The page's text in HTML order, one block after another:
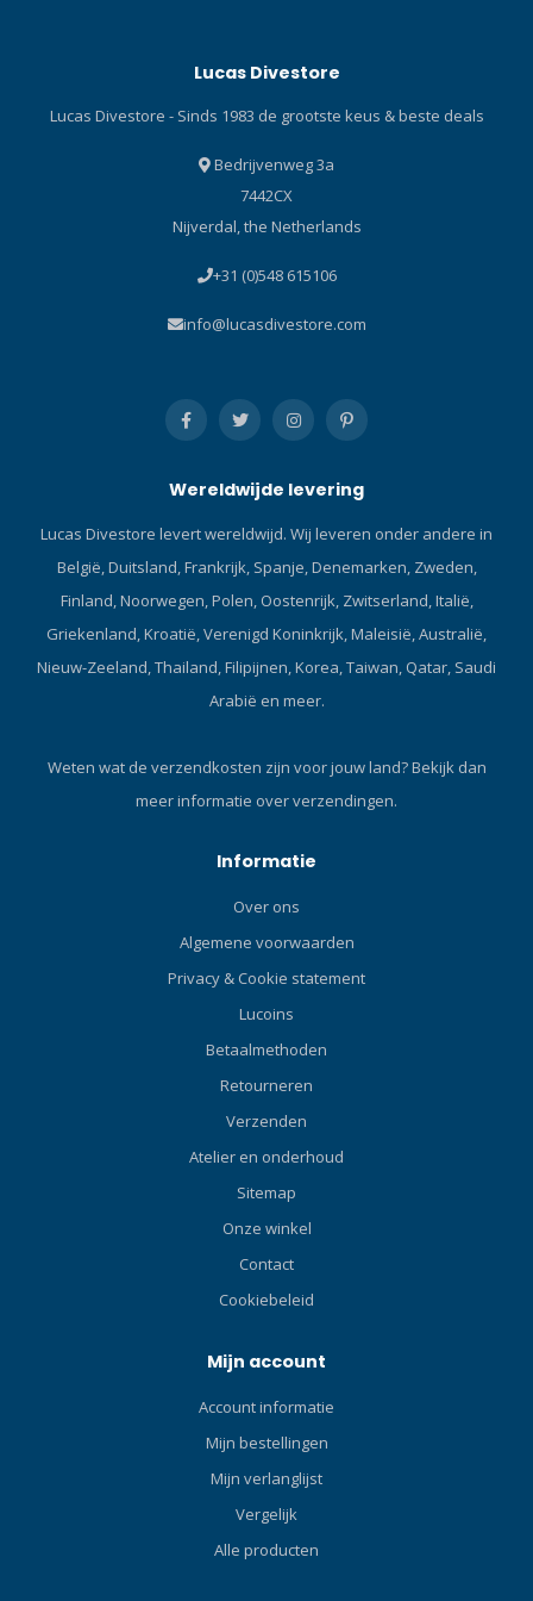
dit horloge wordt geleverd
Marine Sea heeft een
dagen, een titanium kast,
geschroefde kastbodem.
Sluiting: Gespsluiting Let op:
in een duikfles-vormige
Promaster BJ8057-17X
Marine Sea is een B873
kaliber horloge met 108
Drive uurwerk en een
Lucas Divestore
Lucas Divestore - Sinds 1983 de grootste keus & beste deals
Bedrijvenweg 3a
7442CX
Nijverdal, the Netherlands
+31 (0)548 615106
info@lucasdivestore.com
Wereldwijde levering
Lucas Divestore levert wereldwijd. Wij leveren onder andere in
België, Duitsland, Frankrijk, Spanje, Denemarken, Zweden,
Finland, Noorwegen, Polen, Oostenrijk, Zwitserland, Italië,
Griekenland, Kroatië, Verenigd Koninkrijk, Maleisië, Australië,
Nieuw-Zeeland, Thailand, Filipijnen, Korea, Taiwan, Qatar, Saudi
Arabië en meer.
Weten wat de verzendkosten zijn voor jouw land?Bekijk dan
meer informatie over verzendingen.
Informatie
Over ons
Algemene voorwaarden
Privacy & Cookie statement
Lucoins
Betaalmethoden
Retourneren
Verzenden
Atelier en onderhoud
Sitemap
Onze winkel
Contact
Cookiebeleid
Mijn account
Account informatie
Mijn bestellingen
Mijn verlanglijst
Vergelijk
Alle producten